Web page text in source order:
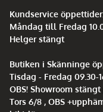
Kundservice
Måndag till Fredag
Helger stängt
Butiken i Skänninge
Tisdag - Fredag 09.30-
OBS! Showroom
Tors 6/8 , OBS